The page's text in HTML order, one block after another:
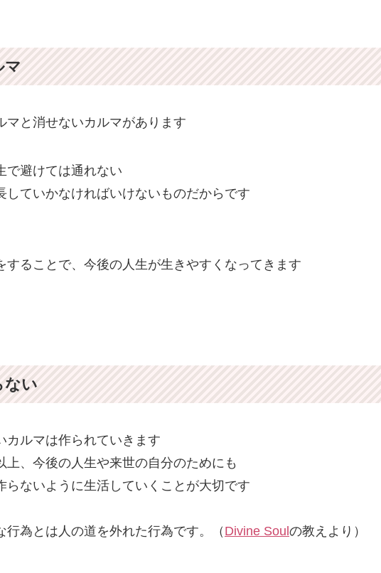
マ
マと消せないカルマがあります
で避けては通れない
していかなければいけないものだからです
することで、今後の人生が生きやすくなってきます
ない
カルマは作られていきます
上、今後の人生や来世の自分のためにも
らないように生活していくことが大切です
行為とは人の道を外れた行為です。（ Divine Soul の教えより）